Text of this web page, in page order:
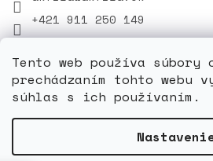
Tento web používa súbory
prechádzaním tohto webu
súhlas s ich používaním.
+421 911 250 149